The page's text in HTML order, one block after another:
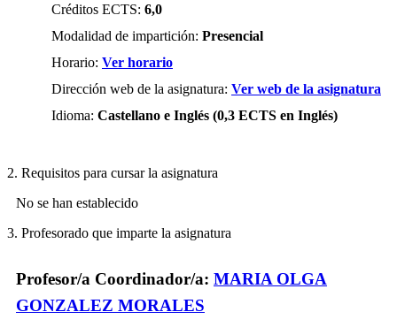
Créditos ECTS: 6,0
Modalidad de impartición: Presencial
Horario: Ver horario
Dirección web de la asignatura: Ver web de la asignatura
Idioma: Castellano e Inglés (0,3 ECTS en Inglés)
2. Requisitos para cursar la asignatura
No se han establecido
3. Profesorado que imparte la asignatura
Profesor/a Coordinador/a: MARIA OLGA
GONZALEZ MORALES